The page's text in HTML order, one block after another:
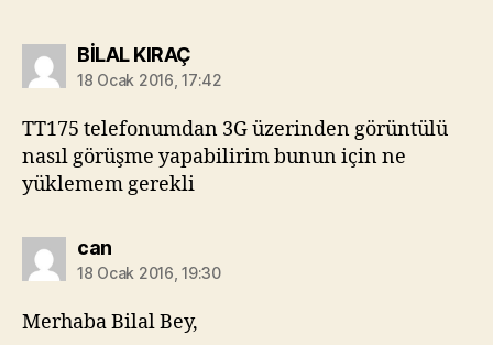
BİLAL KIRAÇdiyorki:
18 Ocak 2016, 17:42
TT175 telefonumdan 3G üzerinden görüntülü
nasıl görüşme yapabilirim bunun için ne
yüklemem gerekli
candiyorki:
18 Ocak 2016, 19:30
Merhaba Bilal Bey,